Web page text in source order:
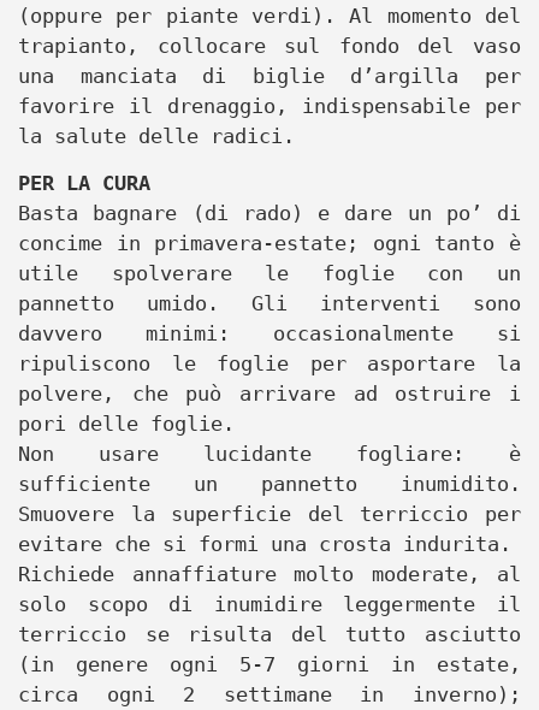
(oppure per piante verdi). Al momento del
trapianto, collocare sul fondo del vaso
una manciata di biglie d’argilla per
favorire il drenaggio, indispensabile per
la salute delle radici.
PER LA CURA
Basta bagnare (di rado) e dare un po’ di
concime in primavera-estate; ogni tanto è
utile spolverare le foglie con un
pannetto umido. Gli interventi sono
davvero minimi: occasionalmente si
ripuliscono le foglie per asportare la
polvere, che può arrivare ad ostruire i
pori delle foglie.
Non usare lucidante fogliare: è
sufficiente un pannetto inumidito.
Smuovere la superficie del terriccio per
evitare che si formi una crosta indurita.
Richiede annaffiature molto moderate, al
solo scopo di inumidire leggermente il
terriccio se risulta del tutto asciutto
(in genere ogni 5-7 giorni in estate,
circa ogni 2 settimane in inverno);